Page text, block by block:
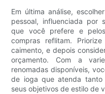
Em última análise,
pessoal, influenciada por
que você prefere e
compras reflitam.
caimento, e depois
orçamento. Com a
renomadas disponíveis,
de ioga que atenda
seus objetivos de estilo de